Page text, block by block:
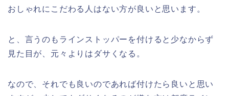
おしゃれにこだわる人はない方が良いと思います。
と、言うのもラインストッパーを付けると少なからず
見た目が、元々よりはダサくなる。
なので、それでも良いのであれば付けたら良いと思い